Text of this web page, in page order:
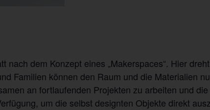
nach dem Konzept eines „Makerspaces“. Hier
Familien können den Raum und die Materialien
an fortlaufenden Projekten zu arbeiten und
um die selbst designten Objekte direkt